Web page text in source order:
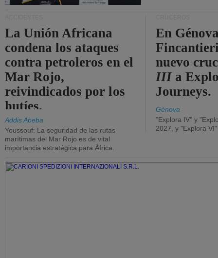
La Unión Africana
condena los ataques
contra petroleros en el
Mar Rojo,
reivindicados por los
hutíes.
Addis Abeba
Youssouf: La seguridad de las rutas
marítimas del Mar Rojo es de vital
importancia estratégica para África.
En
nuevo
III a
Journeys.
Génova
"Explora IV" y
2027, y "Explora